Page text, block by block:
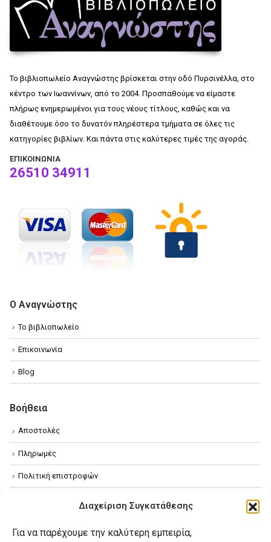
Διαχείριση Συγκατάθεσης
Για να παρέχουμε την καλύτερη εμπειρία,
Το βιβλιοπωλείο Αναγνώστης βρίσκεται στην οδό Πυρσινέλλα, στο
κέντρο των Ιωαννίνων, από το 2004. Προσπαθούμε να είμαστε
πλήρως ενημερωμένοι για τους νέους τίτλους, καθώς και να
διαθέτουμε όσο το δυνατόν πληρέστερα τμήματα σε όλες τις
κατηγορίες βιβλίων. Και πάντα στις καλύτερες τιμές της αγοράς.
ΕΠΙΚΟΙΝΩΝΊΑ
26510 34911
Ο Αναγνώστης
Το βιβλιοπωλείο
Επικοινωνία
Blog
Βοήθεια
Αποστολές
Πληρωμές
Πολιτική επιστροφών